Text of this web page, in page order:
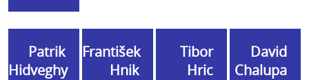
Patrik
Hidveghy
František
Hnik
Tibor
Hric
David
Chalupa